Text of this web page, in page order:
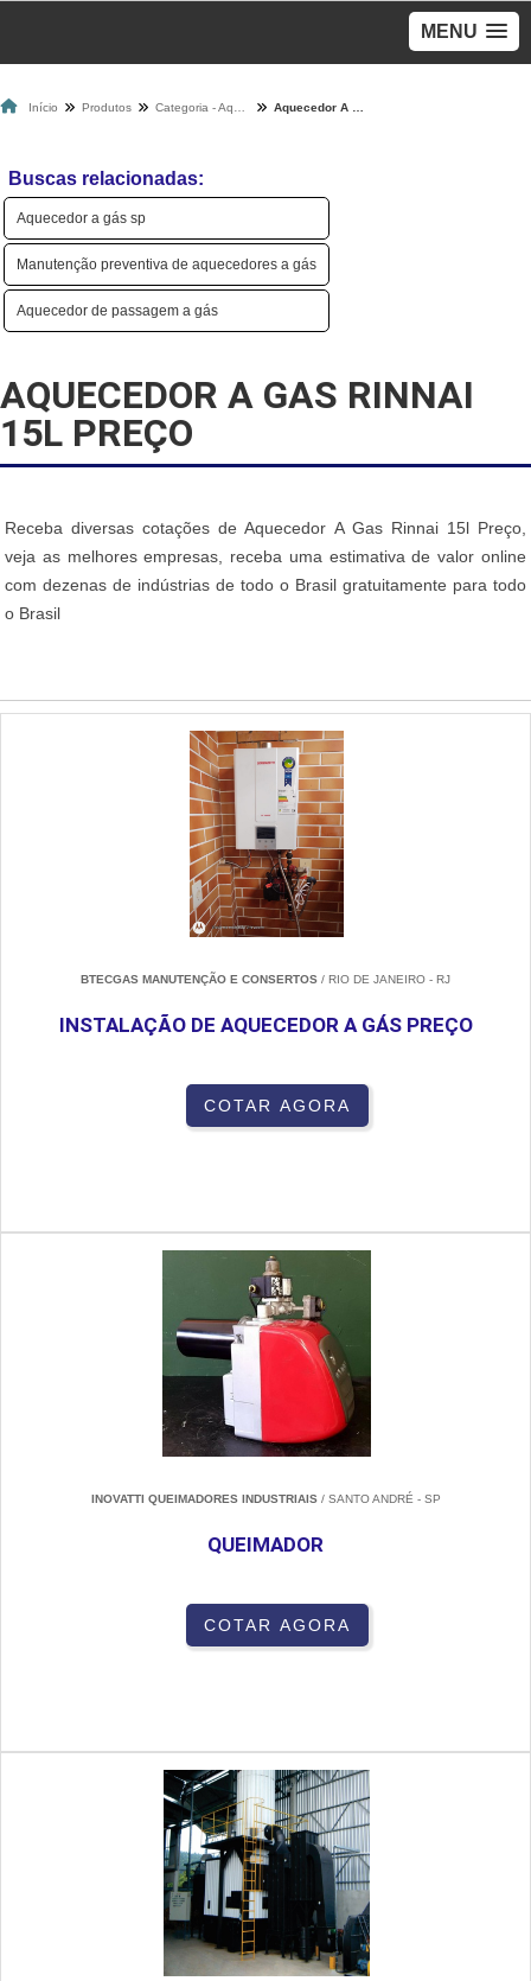
MENU
Início Produtos
Buscas relacionadas:
Aquecedor a gás sp
Manutenção preventiva de aquecedores a gás
Aquecedor de passagem a gás
AQUECEDOR A GAS RINNAI
15L PREÇO
Receba diversas cotações de Aquecedor A Gas Rinnai 15l Preço,
veja as melhores empresas, receba uma estimativa de valor online
com dezenas de indústrias de todo o Brasil gratuitamente para todo
o Brasil
BTECGAS MANUTENÇÃO E CONSERTOS / RIO DE JANEIRO - RJ
INSTALAÇÃO DE AQUECEDOR A GÁS PREÇO
COTAR AGORA
INOVATTI QUEIMADORES INDUSTRIAIS/ SANTO ANDRÉ - SP
QUEIMADOR
COTAR AGORA